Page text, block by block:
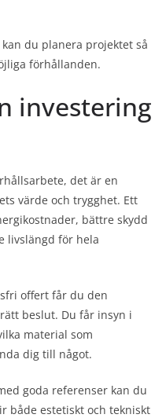
du planera projektet så
förhållanden.
investering
det är en
värde och trygghet. Ett
bättre skydd
livslängd för hela
offert får du den
beslut. Du får insyn i
material som
dig till något.
goda referenser kan du
både estetiskt och tekniskt